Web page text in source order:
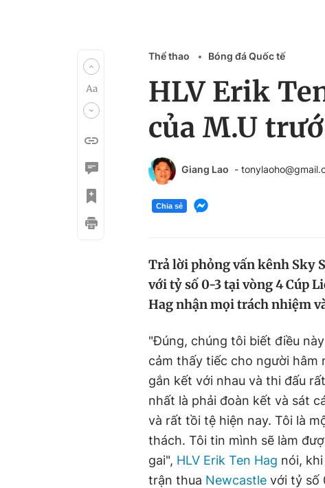
Thể thao Bóng đá Quốc tế
HLV Erik
của M.U
Giang Lao -
Chia sẻ
Trả lời phỏng vấn kênh Sky
với tỷ số 0-3 tại vòng 4 Cúp
Hag nhận mọi trách nhiệm
"Đúng, chúng tôi biết điều
cảm thấy tiếc cho người hâm
gắn kết với nhau và thi đấu
nhất là phải đoàn kết và sát
và rất tồi tệ hiện nay. Tôi là
thách. Tôi tin mình sẽ làm
gai", HLV Erik Ten Hag nói,
trận thua Newcastle với tỷ số